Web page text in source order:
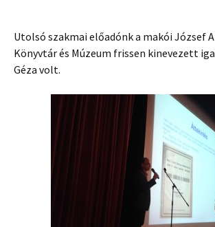
Utolsó szakmai előadónk a makói József
Könyvtár és Múzeum frissen kinevezett
Géza volt.